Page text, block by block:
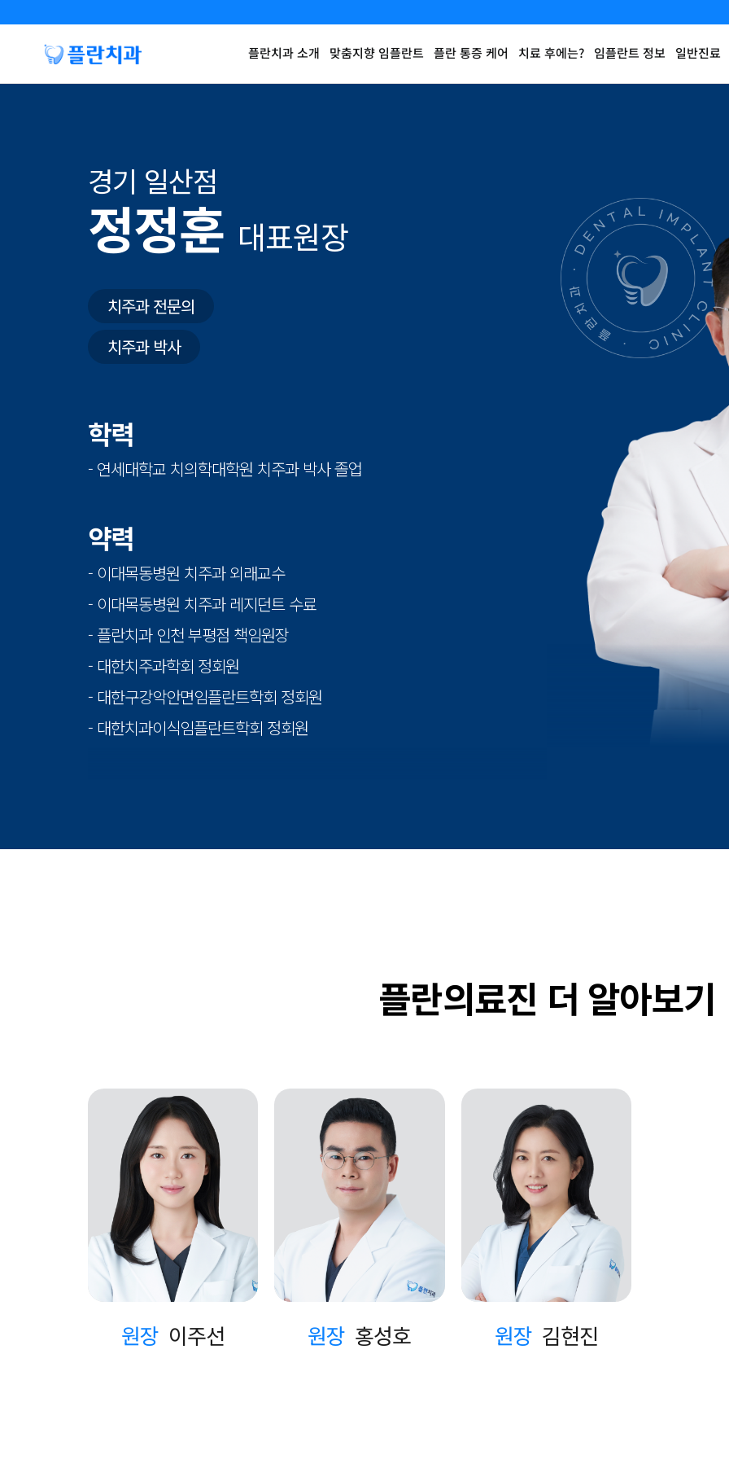
플란치과 소개 맞춤지향 임플란트 플란 통증 케어 치료 후에는? 임플란트 정보 일반진료
경기 일산점
정정훈 대표원장
치주과 전문의
치주과 박사
학력
- 연세대학교 치의학대학원 치주과 박사 졸업
약력
- 이대목동병원 치주과 외래교수
- 이대목동병원 치주과 레지던트 수료
- 플란치과 인천 부평점 책임원장
- 대한치주과학회 정회원
- 대한구강악안면임플란트학회 정회원
- 대한치과이식임플란트학회 정회원
플란의료진 더 알아보기
원장 이주선 원장 홍성호 원장 김현진